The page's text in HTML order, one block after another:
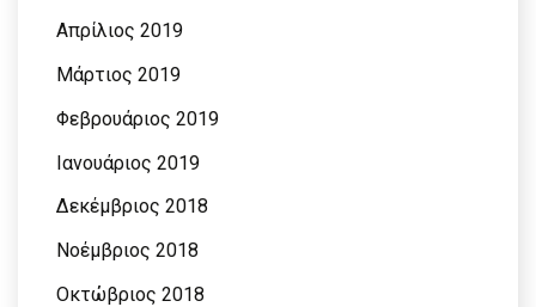
Απρίλιος 2019
Μάρτιος 2019
Φεβρουάριος 2019
Ιανουάριος 2019
Δεκέμβριος 2018
Νοέμβριος 2018
Οκτώβριος 2018